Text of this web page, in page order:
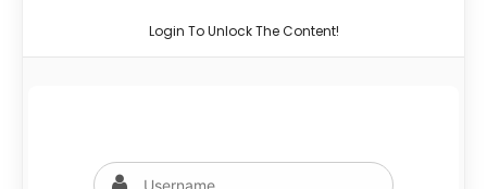
Login To Unlock The Content!